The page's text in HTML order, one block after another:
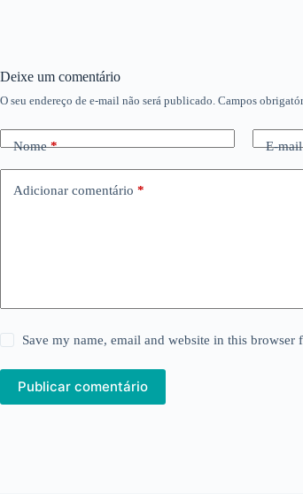
Deixe um comentário
O seu endereço de e-mail não será publicado. Campos
Nome* E-mail
Adicionar comentário *
Save my name, email and website in this
Publicar comentário